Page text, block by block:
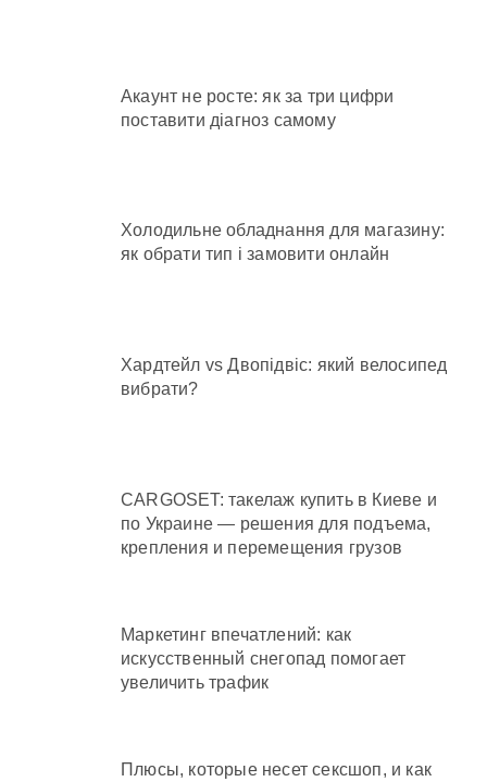
Акаунт не росте: як за три цифри
поставити діагноз самому
Холодильне обладнання для магазину:
як обрати тип і замовити онлайн
Хардтейл vs Двопідвіс: який велосипед
вибрати?
CARGOSET: такелаж купить в Киеве и
по Украине — решения для подъема,
крепления и перемещения грузов
Маркетинг впечатлений: как
искусственный снегопад помогает
увеличить трафик
Плюсы, которые несет сексшоп, и как